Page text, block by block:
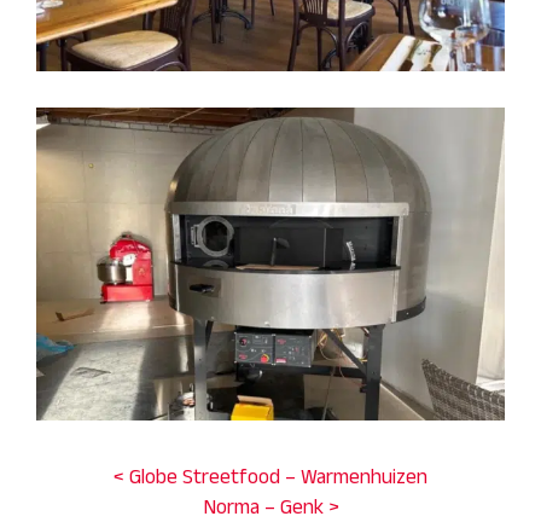
< Globe Streetfood – Warmenhuizen
Norma – Genk >